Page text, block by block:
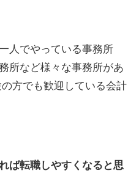
人でやっている事務所
所など様々な事務所があ
方でも歓迎している会計
ば転職しやすくなると思